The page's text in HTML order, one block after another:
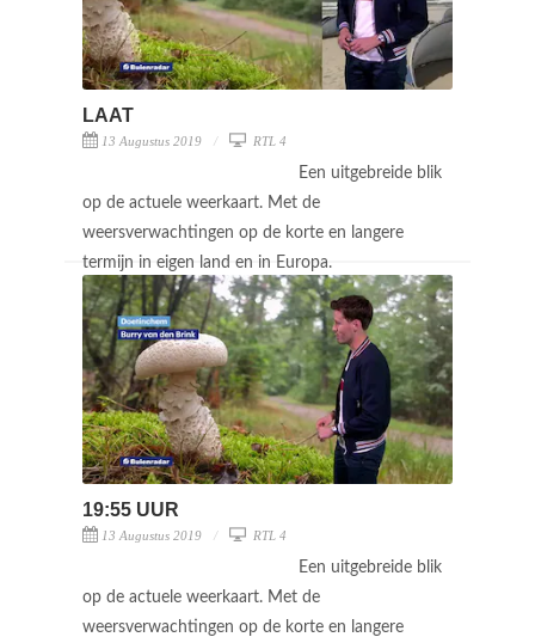
LAAT
13 Augustus 2019 RTL 4
Een uitgebreide blik
op de actuele weerkaart. Met de
weersverwachtingen op de korte en langere
termijn in eigen land en in Europa.
19:55 UUR
13 Augustus 2019 RTL 4
Een uitgebreide blik
op de actuele weerkaart. Met de
weersverwachtingen op de korte en langere